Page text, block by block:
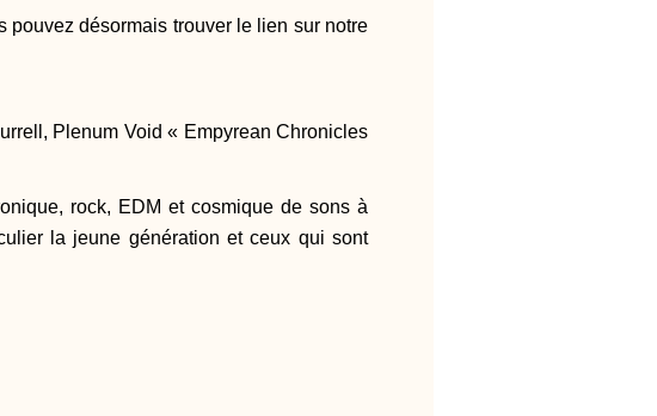
désormais trouver le lien sur notre
Plenum Void « Empyrean Chronicles
rock, EDM et cosmique de sons à
la jeune génération et ceux qui sont